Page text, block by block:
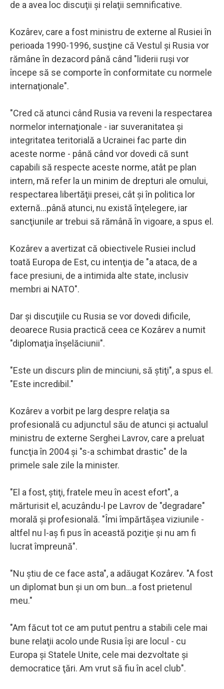
de a avea loc discuţii şi relaţii semnificative.
Kozârev, care a fost ministru de externe al Rusiei în
perioada 1990-1996, susţine că Vestul şi Rusia vor
rămâne în dezacord până când "liderii ruşi vor
începe să se comporte în conformitate cu normele
internaţionale".
"Cred că atunci când Rusia va reveni la respectarea
normelor internaţionale - iar suveranitatea şi
integritatea teritorială a Ucrainei fac parte din
aceste norme - până când vor dovedi că sunt
capabili să respecte aceste norme, atât pe plan
intern, mă refer la un minim de drepturi ale omului,
respectarea libertăţii presei, cât şi în politica lor
externă...până atunci, nu există înţelegere, iar
sancţiunile ar trebui să rămână în vigoare, a spus el.
Kozârev a avertizat că obiectivele Rusiei includ
toată Europa de Est, cu intenţia de "a ataca, de a
face presiuni, de a intimida alte state, inclusiv
membri ai NATO".
Dar şi discuţiile cu Rusia se vor dovedi dificile,
deoarece Rusia practică ceea ce Kozârev a numit
"diplomaţia înşelăciunii".
"Este un discurs plin de minciuni, să ştiţi", a spus el.
"Este incredibil."
Kozârev a vorbit pe larg despre relaţia sa
profesională cu adjunctul său de atunci şi actualul
ministru de externe Serghei Lavrov, care a preluat
funcţia în 2004 şi "s-a schimbat drastic" de la
primele sale zile la minister.
"El a fost, ştiţi, fratele meu în acest efort", a
mărturisit el, acuzându-l pe Lavrov de "degradare"
morală şi profesională. "Îmi împărtăşea viziunile -
altfel nu l-aş fi pus în această poziţie şi nu am fi
lucrat împreună".
"Nu ştiu de ce face asta", a adăugat Kozârev. "A fost
un diplomat bun şi un om bun...a fost prietenul
meu."
"Am făcut tot ce am putut pentru a stabili cele mai
bune relaţii acolo unde Rusia îşi are locul - cu
Europa şi Statele Unite, cele mai dezvoltate şi
democratice ţări. Am vrut să fiu în acel club".